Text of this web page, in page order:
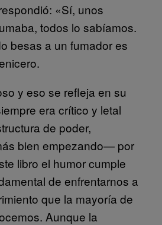
«Sí, unos
todos lo sabíamos.
besas a un fumador es
y eso se refleja en su
era crítico y letal
de poder,
bien empezando— por
libro el humor cumple
de enfrentarnos a
que la mayoría de
Aunque la